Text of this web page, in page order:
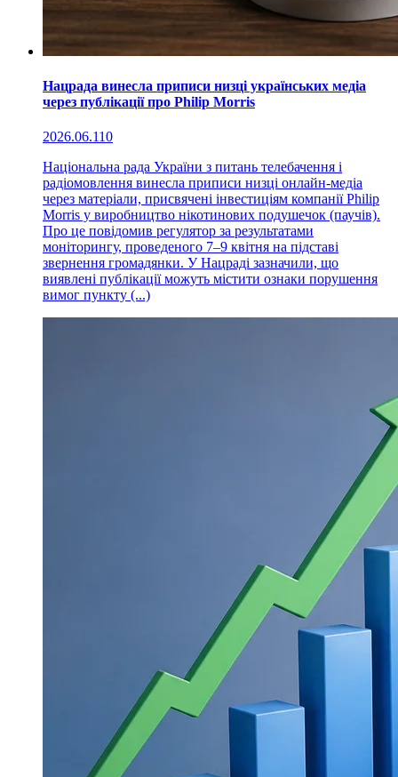
Нацрада винесла приписи низці українських медіа
через публікації про Philip Morris
2026.06.110
Національна рада України з питань телебачення і
радіомовлення винесла приписи низці онлайн-медіа
через матеріали, присвячені інвестиціям компанії Philip
Morris у виробництво нікотинових подушечок (паучів).
Про це повідомив регулятор за результатами
моніторингу, проведеного 7–9 квітня на підставі
звернення громадянки. У Нацраді зазначили, що
виявлені публікації можуть містити ознаки порушення
вимог пункту (...)